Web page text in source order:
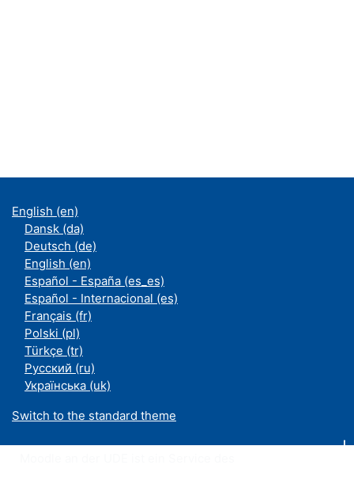
English ‎(en)‎
Dansk ‎(da)‎
Deutsch ‎(de)‎
English ‎(en)‎
Español - España ‎(es_es)‎
Español - Internacional ‎(es)‎
Français ‎(fr)‎
Polski ‎(pl)‎
Türkçe ‎(tr)‎
Русский ‎(ru)‎
Українська ‎(uk)‎
Switch to the standard theme